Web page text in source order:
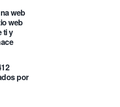
web
web
ti y
por